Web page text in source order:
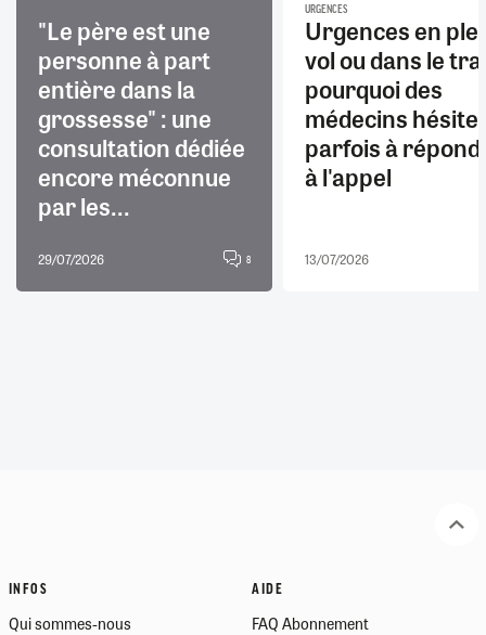
"Le père est une
personne à part
entière dans la
grossesse" : une
consultation dédiée
encore méconnue
par les...
29/07/2026 8
URGENCES
Urgences en
vol ou dans le
pourquoi des
médecins
parfois à
à l'appel
13/07/2026
INFOS
Qui sommes-nous
AIDE
FAQ Abonnement